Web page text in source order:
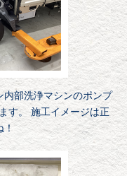
部洗浄マシンのポンプ
す。 施工イメージは正